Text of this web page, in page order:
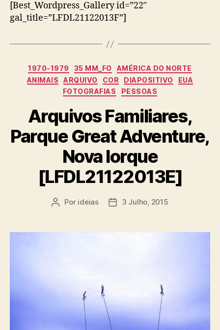
[Best_Wordpress_Gallery id=”22″
gal_title=”LFDL21122013F”]
Categorias
1970-1979 35 MM_FO
AMÉRICA DO NORTE
ANIMAIS
ARQUIVO COR DIAPOSITIVO
EUA
FOTOGRAFIAS
PESSOAS
Arquivos Familiares,
Parque Great Adventure,
Nova Iorque
[LFDL21122013E]
Autor
Por ideias
Data3 Julho, 2015